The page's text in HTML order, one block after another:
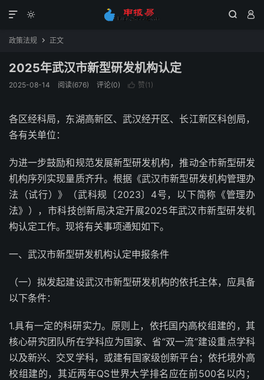
  

政策法规  正文
2025年武汉市新型研发机构认定
2025-08-14 阅读(676) 评论(0)  赞(1 )
各区经科局，东湖高新区、武汉经开区、长江新区科创局，
各有关单位：
为进一步鼓励和规范发展新型研发机构，推动全市新型研发
机构序列实现量质齐升。根据《武汉市新型研发机构管理办
法（试行）》（武科规〔2023〕4号，以下简称《管理办
法》），市科技创新局决定开展2025年武汉市新型研发机
构认定工作。现将有关事项通知如下。
一、武汉市新型研发机构认定申报条件
（一）拟发起建设武汉市新型研发机构的依托主体，应具备
以下条件：
1.具有一定的科研实力。原则上，依托国内高校组建的，其
核心研究团队所在学科应为国家、省“双一流”建设重点学科
以及新兴、交叉学科，或建有国家级创新平台；依托境外高
校组建的，其近两年QS世界大学排名应在前500名以内；